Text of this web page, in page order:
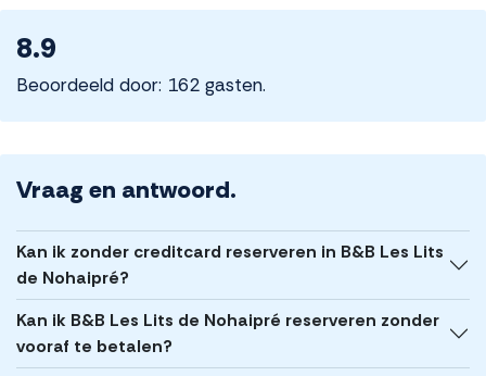
8.9
Beoordeeld door: 162 gasten.
Vraag en antwoord.
Kan ik zonder creditcard reserveren in B&B Les Lits
de Nohaipré?
Kan ik B&B Les Lits de Nohaipré reserveren zonder
vooraf te betalen?